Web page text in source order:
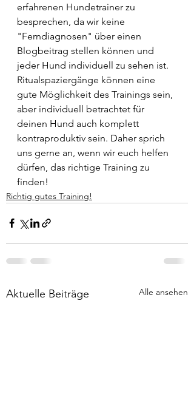
erfahrenen Hundetrainer zu
besprechen, da wir keine
"Ferndiagnosen" über einen
Blogbeitrag stellen können und
jeder Hund individuell zu sehen ist.
Ritualspaziergänge können eine
gute Möglichkeit des Trainings sein,
aber individuell betrachtet für
deinen Hund auch komplett
kontraproduktiv sein. Daher sprich
uns gerne an, wenn wir euch helfen
dürfen, das richtige Training zu
finden!
Richtig gutes Training!
Aktuelle Beiträge Alle ansehen